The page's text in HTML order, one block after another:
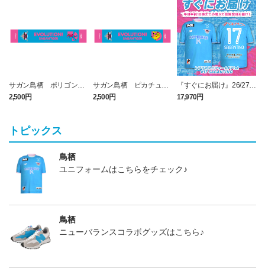
サガン鳥栖 ポリゴンZ
タオルマフラー
2,500円
サガン鳥栖 ピカチュウ
タオルマフラー
2,500円
『すぐにお届け』26/27レ
プリカユニフォームFP1st
No.17 SAGANTINO
17,970円
トピックス
鳥栖
ユニフォームはこちらをチェック♪
鳥栖
ニューバランスコラボグッズはこちら♪